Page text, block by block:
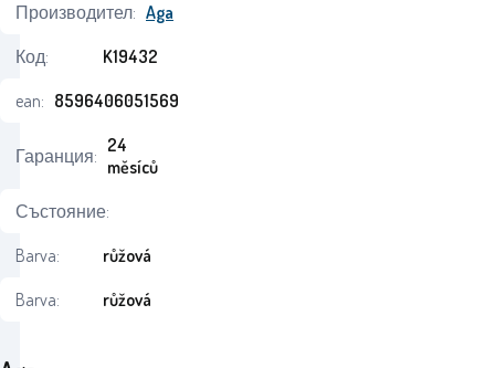
Производител: Aga
Код:
K19432
ean: 8596406051569
Гаранция: 24
měsíců
Състояние:
Barva:
růžová
Barva:
růžová